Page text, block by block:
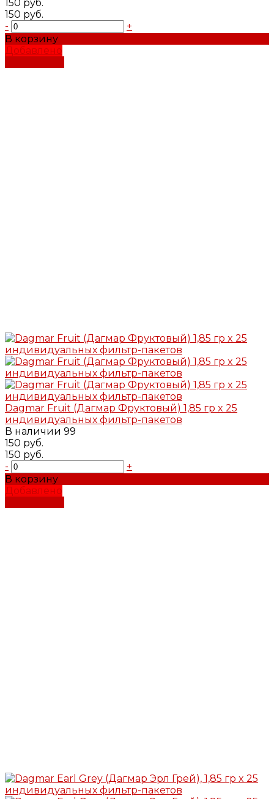
150 руб.
150 руб.
-
+
В корзину
Добавлено
Dagmar Fruit (Дагмар Фруктовый) 1,85 гр x 25
индивидуальных фильтр-пакетов
В наличии 99
150 руб.
150 руб.
-
+
В корзину
Добавлено